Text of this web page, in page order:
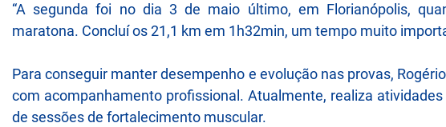
“A segunda foi no dia 3 de maio último, em Florianópolis,
maratona. Concluí os 21,1 km em 1h32min, um tempo muito
Para conseguir manter desempenho e evolução nas provas,
com acompanhamento profissional. Atualmente, realiza
de sessões de fortalecimento muscular.